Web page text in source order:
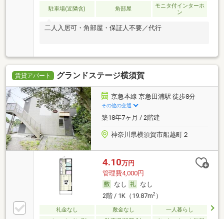
駐車場(近隣含) 角部屋
モニタ付インターホ
ン
二人入居可・角部屋・保証人不要／代行
賃貸アパート グランドステージ横須賀
京急本線 京急田浦駅 徒歩8分
その他の交通
築18年7ヶ月 / 2階建
神奈川県横須賀市船越町２
4.10万円
管理費4,000円
なし
なし
2階 / 1K（19.87m2）
礼金なし 敷金なし
一人暮らし